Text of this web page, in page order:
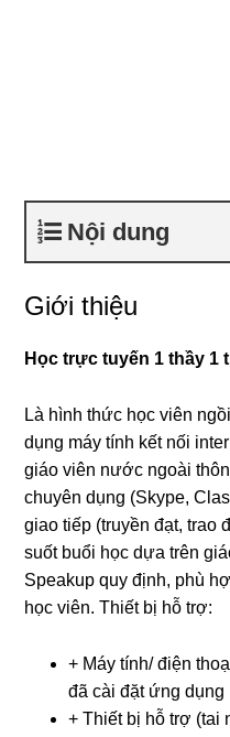
Nội dung
Giới thiệu
Học trực tuyến 1 thầy 1
Là hình thức học viên
dụng máy tính kết nối
giáo viên nước ngoài
chuyên dụng (Skype,
giao tiếp (truyền đạt, trao
suốt buổi học dựa trên
Speakup quy định, phù
học viên. Thiết bị hỗ trợ:
+ Máy tính/ điện
đã cài đặt ứng
+ Thiết bị hỗ trợ (tai